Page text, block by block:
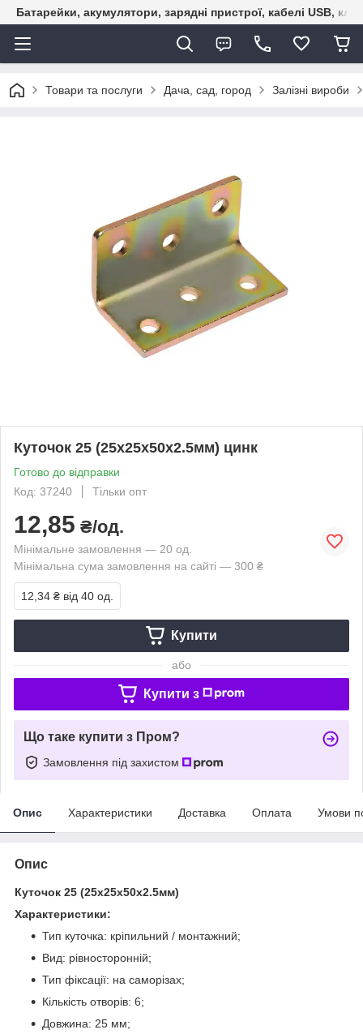
Батарейки, акумулятори, зарядні пристрої, кабелі USB,
Товари та послуги Дача, сад, город Залізні вироби
Куточок 25 (25х25х50х2.5мм) цинк
Готово до відправки
Код: 37240
Тільки опт
12,85 ₴/од.
Мінімальне замовлення — 20 од.
Мінімальна сума замовлення на сайті — 300 ₴
12,34 ₴ від 40 од.
Купити
або
Купити з
Що таке купити з Пром?
Замовлення під захистом
Опис Характеристики Доставка Оплата Умови
Опис
Куточок 25 (25х25х50х2.5мм)
Характеристики:
Тип куточка: кріпильний / монтажний;
Вид: рівносторонній;
Тип фіксації: на саморізах;
Кількість отворів: 6;
Довжина: 25 мм;